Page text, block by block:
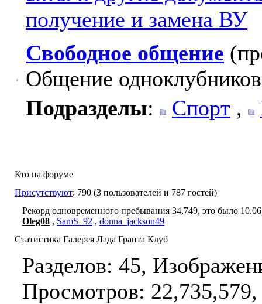
получение и замена ВУ
Свободное общение
Общение
Подразделы: Спорт ,
Кто на форуме
Присутствуют: 790 (3 пользователей и 787 гостей)
Рекорд одновременного пребывания 34,749, это было
Oleg08 , SamS_92 , donna_jackson49
Статистика Галерея Лада Гранта Клуб
Разделов: 45,
Просмотров: